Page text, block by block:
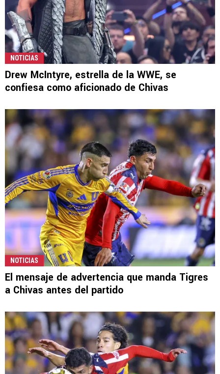
NOTICIAS
Drew McIntyre, estrella de la WWE, se
confiesa como aficionado de Chivas
NOTICIAS
El mensaje de advertencia que manda Tigres
a Chivas antes del partido